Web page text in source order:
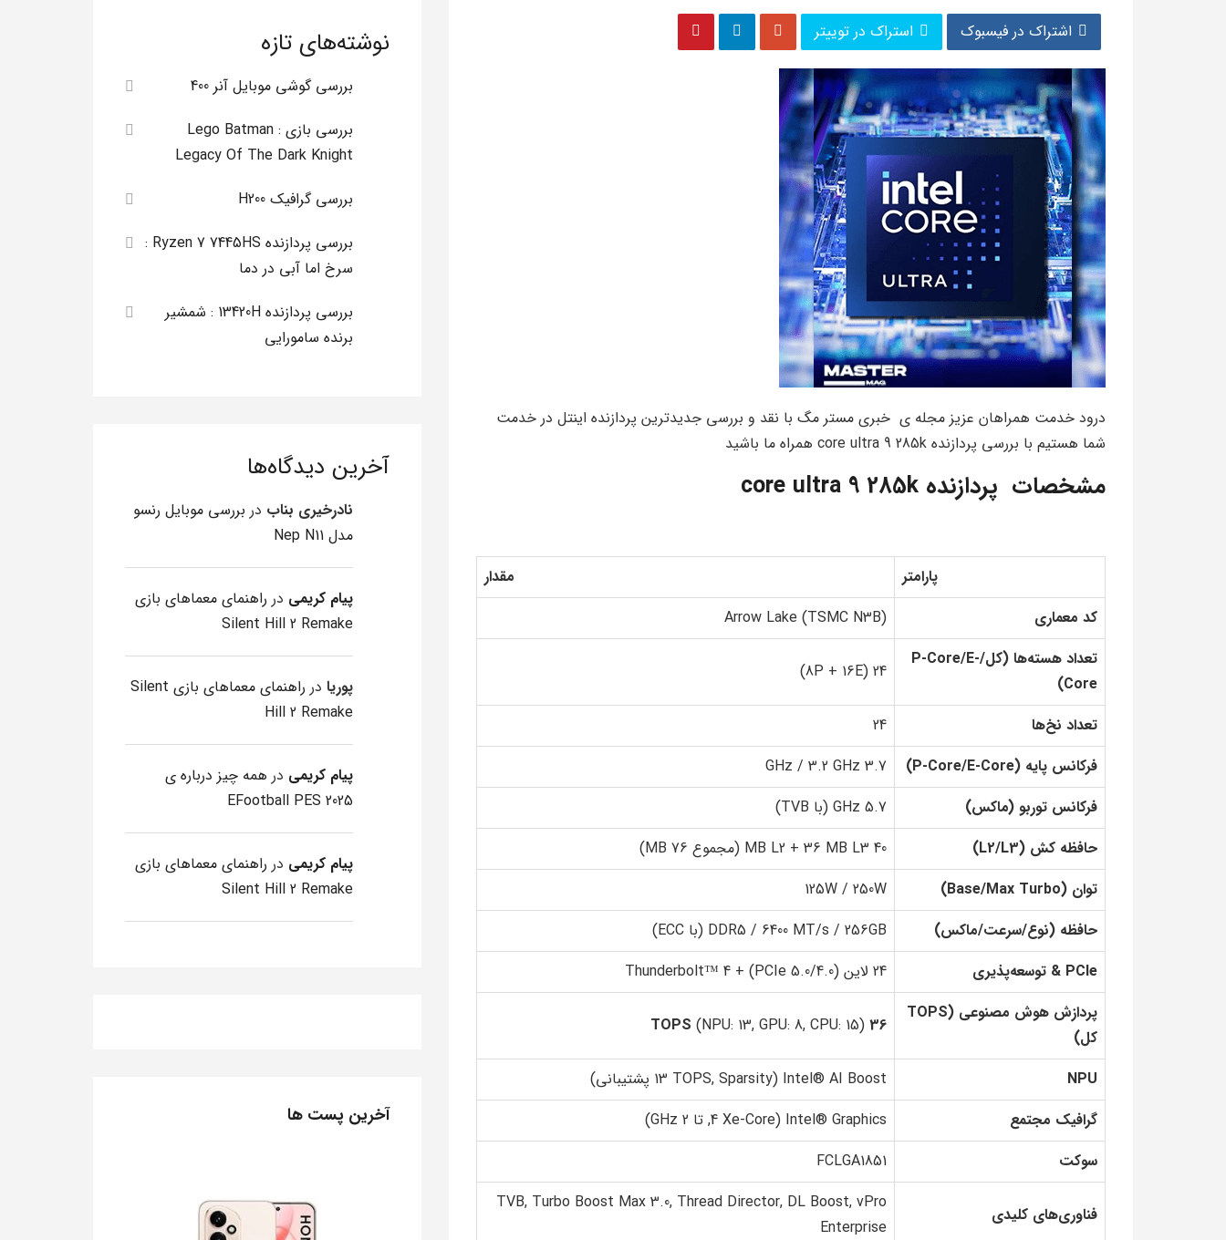
اشتراک در فیسبوک استراک در توییتر
درود خدمت همراهان عزیز مجله ی خبری مستر مگ با نقد و بررسی جدیدترین پردازنده اینتل در خدمت
شما هستیم با بررسی پردازنده core ultra 9 285k همراه ما باشید
مشخصات پردازنده core ultra 9 285k
پارامتر
مقدار
کد معماری
Arrow Lake (TSMC N3B)
تعداد هسته‌ها (کل/P-Core/E-
Core)
24 (8P + 16E)
تعداد نخ‌ها
24
فرکانس پایه (P-Core/E-Core)
3.7 GHz / 3.2 GHz
فرکانس توربو (ماکس)
5.7 GHz (با TVB)
حافظه کش (L2/L3)
40 MB L2 + 36 MB L3 (مجموع 76 MB)
توان (Base/Max Turbo)
125W / 250W
حافظه (نوع/سرعت/ماکس)
DDR5 / 6400 MT/s / 256GB (با ECC)
PCIe & توسعه‌پذیری
24 لاین (PCIe 5.0/4.0) + Thunderbolt™ 4
پردازش هوش مصنوعی (TOPS
کل)
36 TOPS
(NPU: 13, GPU: 8, CPU: 15)
NPU
Intel® AI Boost (13 TOPS, Sparsity پشتیبانی)
گرافیک مجتمع
Intel® Graphics (4 Xe-Core, تا 2 GHz)
سوکت
FCLGA1851
فناوری‌های کلیدی
TVB, Turbo Boost Max 3.0, Thread Director, DL Boost, vPro
Enterprise
نوشته‌های تازه
بررسی گوشی موبایل آنر 400
بررسی بازی Lego Batman :
Legacy Of The Dark Knight
بررسی گرافیک H200
بررسی پردازنده Ryzen 7 7445HS :
سرخ اما آبی در دما
بررسی پردازنده 13420H : شمشیر
برنده سامورایی
آخرین دیدگاه‌ها
نادرخیری بناب در بررسی موبایل رنسو
مدل Nep N11
پیام کریمی در راهنمای معماهای بازی
Silent Hill 2 Remake
پوریا در
راهنمای معماهای بازی Silent
Hill 2 Remake
پیام کریمی در همه چیز درباره ی
EFootball PES 2025
پیام کریمی در راهنمای معماهای بازی
Silent Hill 2 Remake
آخرین پست ها